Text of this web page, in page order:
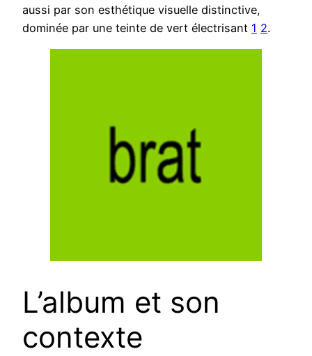
aussi par son esthétique visuelle distinctive,
dominée par une teinte de vert électrisant 1 2.
L’album et son
contexte